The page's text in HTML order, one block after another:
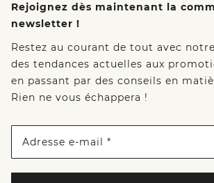
Rejoignez dès maintenant la
newsletter !
Restez au courant de tout avec
des tendances actuelles aux
en passant par des conseils en
Rien ne vous échappera !
Adresse e-mail *